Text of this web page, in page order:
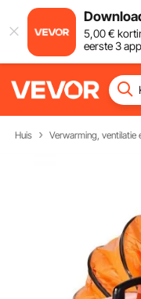
5,00€
eerste 3
Huis Verwarming, ventilatie